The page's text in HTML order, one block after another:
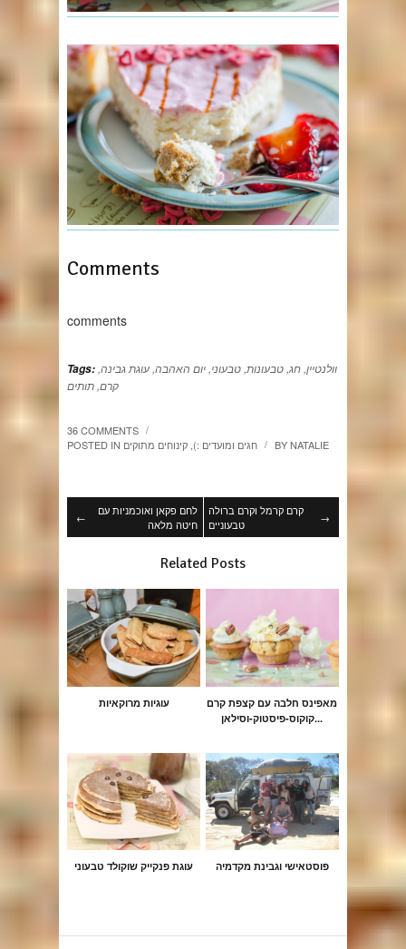
Comments
comments
Tags: וולנטיין, חג, טבעונות, טבעוני, יום האהבה, עוגת גבינה,
קרם, תותים
36 COMMENTS /
POSTED IN חגים ומועדים :) קינוחים מתוקים / BYNATALIE
←
לחם פקאן ואוכמניות עם
חיטה מלאה
קרם קרמל וקרם ברולה
טבעוניים
→
Related Posts
עוגיות מרוקאיות
מאפינס חלבה עם קצפת קרם
קוקוס-פיסטוק-וסילאן...
עוגת פנקייק שוקולד טבעוני פוסטאישי וגבינת מקדמיה